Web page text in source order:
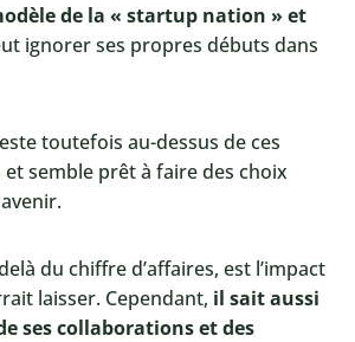
de la « startup nation » et
ignorer ses propres débuts dans
toutefois au-dessus de ces
semble prêt à faire des choix
du chiffre d’affaires, est l’impact
laisser. Cependant, il sait aussi
ses collaborations et des